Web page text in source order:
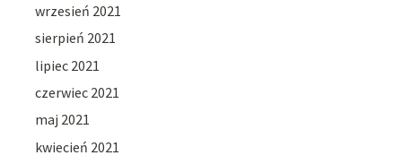
wrzesień 2021
sierpień 2021
lipiec 2021
czerwiec 2021
maj 2021
kwiecień 2021